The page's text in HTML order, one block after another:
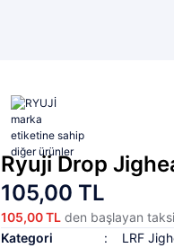
Ryuji Drop
105,00 TL
105,00 TL den başlayan
Kategori
LRF